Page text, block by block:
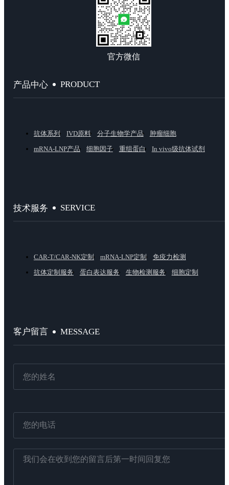
官方微信
产品中心 PRODUCT
抗体系列 IVD原料 分子生物学产品
肿瘤细胞
mRNA-LNP产品
细胞因子 重组蛋白 In vivo级抗体试剂
技术服务 SERVICE
CAR-T/CAR-NK定制 mRNA-LNP定制
免疫力检测
抗体定制服务
蛋白表达服务 生物检测服务 细胞定制
客户留言 MESSAGE